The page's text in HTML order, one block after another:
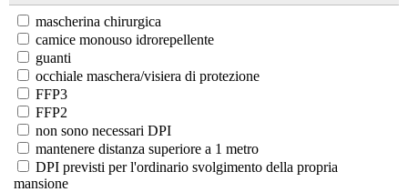
mascherina chirurgica
camice monouso idrorepellente
guanti
occhiale maschera/visiera di protezione
FFP3
FFP2
non sono necessari DPI
mantenere distanza superiore a 1 metro
DPI previsti per l'ordinario svolgimento della propria
mansione